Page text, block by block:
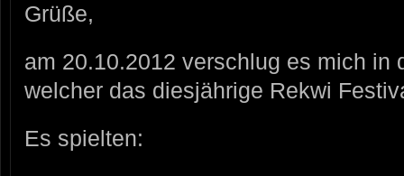
Grüße,
am 20.10.2012 verschlug es mich in
welcher das diesjährige Rekwi
Es spielten: